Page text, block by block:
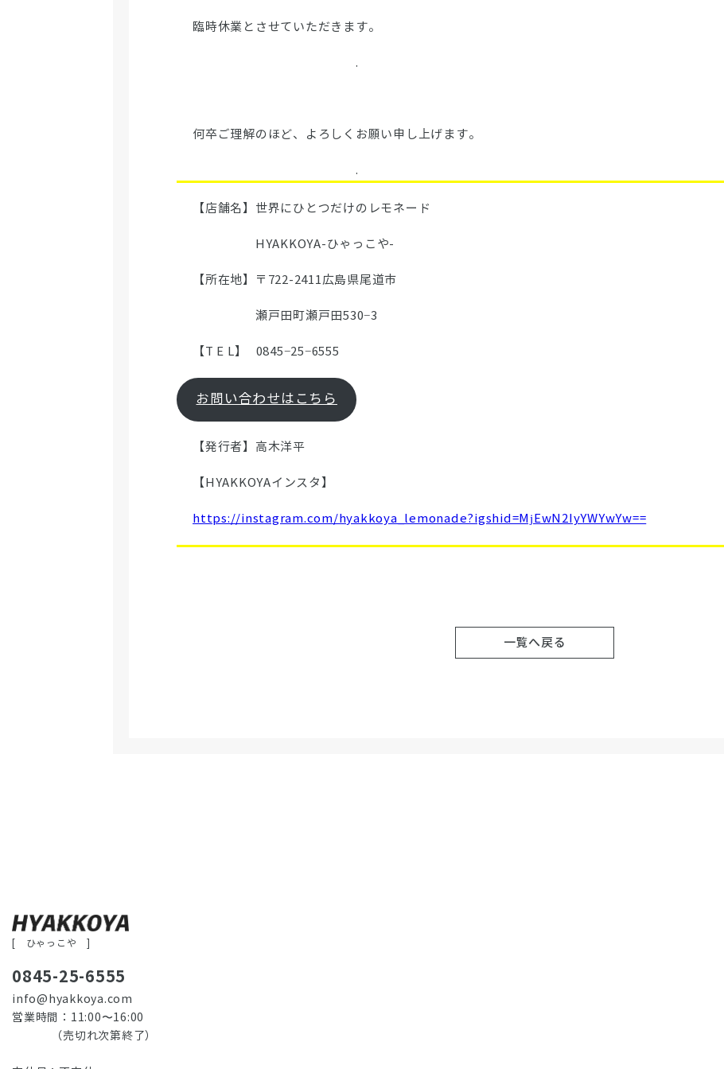
臨時休業とさせていただきます。
.
何卒ご理解のほど、よろしくお願い申し上げます。
.
【店舗名】世界にひとつだけのレモネード
HYAKKOYA-ひゃっこや-
【所在地】〒722-2411広島県尾道市
瀬戸田町瀬戸田530−3
【T E L】 0845−25−6555
お問い合わせはこちら
【発行者】高木洋平
【HYAKKOYAインスタ】
https://instagram.com/hyakkoya_lemonade?igshid=MjEwN2IyYWYwYw==
一覧へ戻る
[ ひゃっこや ]
0845-25-6555
info@hyakkoya.com
営業時間：11:00〜16:00
（売切れ次第終了）